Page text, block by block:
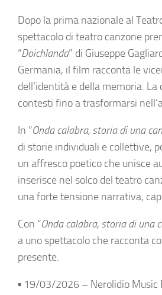
Dopo la prima nazionale al
spettacolo di teatro canzone
“Doichlanda” di Giuseppe
Germania, il film racconta le
dell’identità e della memoria.
contesti fino a trasformarsi
In “Onda calabra, storia di una
di storie individuali e collettive,
un affresco poetico che unisce
inserisce nel solco del teatro
una forte tensione narrativa,
Con “Onda calabra, storia di una
a uno spettacolo che racconta
presente.
▪ 19/03/2026 – Nerolidio Music